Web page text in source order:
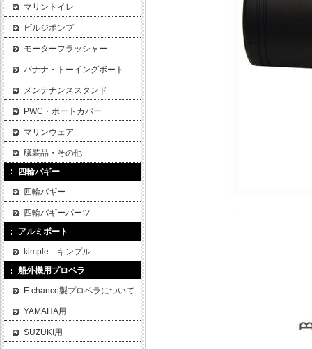
マリントイレ
ビルジポンプ
モーターフラッシャー
バナナ・トーイングボート
メンテナンススタンド
PWC・ボートカバー
マリンウェア
艤装品・その他
四輪バギー
四輪バギー
四輪バギーパーツ
アルミボート
kimple キンプル
船外機用プロペラ
E.chance製プロペラについて
YAMAHA用
SUZUKI用